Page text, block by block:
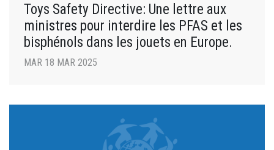
Toys Safety Directive: Une lettre aux
ministres pour interdire les PFAS et les
bisphénols dans les jouets en Europe.
MAR 18 MAR 2025